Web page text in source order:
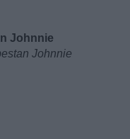
Johnnie
Johnnie